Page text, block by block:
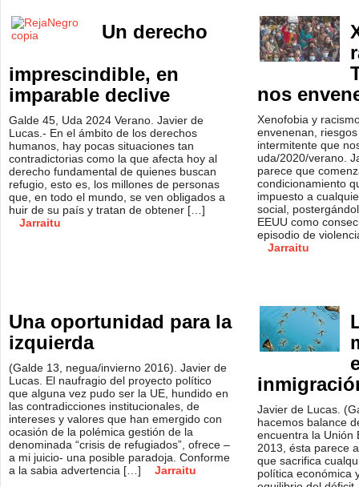
Un derecho
imprescindible, en
imparable declive
Galde 45, Uda 2024 Verano. Javier de
Lucas.- En el ámbito de los derechos
humanos, hay pocas situaciones tan
contradictorias como la que afecta hoy al
derecho fundamental de quienes buscan
refugio, esto es, los millones de personas
que, en todo el mundo, se ven obligados a
huir de su país y tratan de obtener […]
Jarraitu
nos
Xenofobia y
envenenan,
intermitente que
uda/2020/verano.
parece que
condicionamiento
impuesto a
social,
EEUU como
episodio de
Jarraitu
Una oportunidad para la
izquierda
(Galde 13, negua/invierno 2016). Javier de
Lucas. El naufragio del proyecto político
que alguna vez pudo ser la UE, hundido en
las contradicciones institucionales, de
intereses y valores que han emergido con
ocasión de la polémica gestión de la
denominada “crisis de refugiados”, ofrece –
a mi juicio- una posible paradoja. Conforme
a la sabia advertencia […]
Jarraitu
Javier de Lucas.
hacemos balance
encuentra la Unión
2013, ésta parece
que sacrifica
política económica